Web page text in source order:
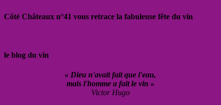
Côté Châteaux n°41 vous retrace la fabuleuse fête du vin
le blog du vin
« Dieu n'avait fait que l'eau,
mais l'homme a fait le vin »
Victor Hugo